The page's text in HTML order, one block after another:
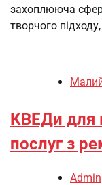
захоплююча
творчого
КВЕДи для
послуг з
Admin